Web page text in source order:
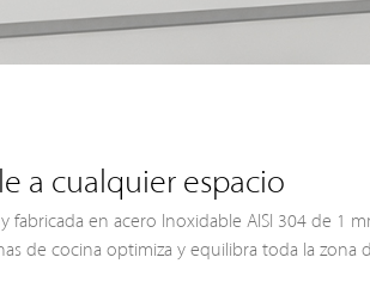
a cualquier espacio
fabricada en acero Inoxidable AISI 304 de 1
de cocina optimiza y equilibra toda la zona